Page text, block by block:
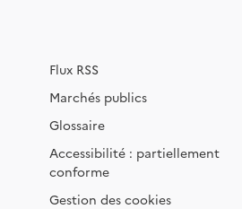
Flux RSS
Marchés publics
Glossaire
Accessibilité : partiellement
conforme
Gestion des cookies